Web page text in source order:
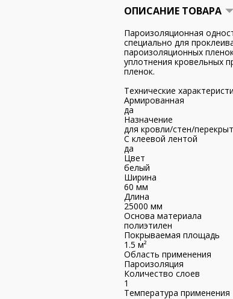
ОПИСАНИЕ ТОВАРА
Пароизоляционная
специально для
пароизоляционных
уплотнения кровельных
пленок.
Технические
Армированная
да
Назначение
для кровли/стен/
С клеевой лентой
да
Цвет
белый
Ширина
60 мм
Длина
25000 мм
Основа материала
полиэтилен
Покрываемая площадь
1.5 м²
Область применения
Пароизоляция
Количество слоев
1
Температура применения